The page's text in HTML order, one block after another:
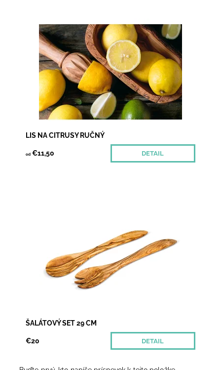
Slnko, pohoda, letný večer.. a Váš jediný problém je,
že neviete či Mojito alebo Cuba libre. Masívny ručný
lis na citrusy oceníte vždy keď...
Dostupnosť:
Momentálne nedostupné
LIS NA CITRUSY RUČNÝ
od €11,50 DETAIL
zeleniny či ovocia, doprajte si luxusný šalátový set z
olivového dreva. Oceníte ho pri miešaní aj...
Momentálne nedostupné
ŠALÁTOVÝ SET 29 CM
€20 DETAIL